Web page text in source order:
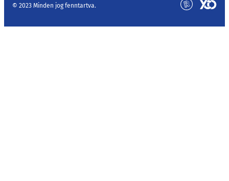
© 2023 Minden jog fenntartva.